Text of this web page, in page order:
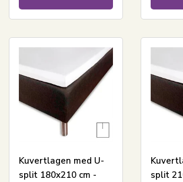
Kuvertlagen med U-
split 180x210 cm -
split